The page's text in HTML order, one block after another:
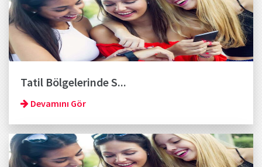
Tatil Bölgelerinde S...
Devamını Gör